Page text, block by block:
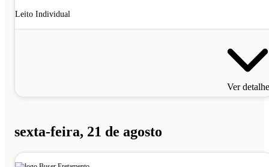
Leito Individual
Ver
sexta-feira, 21 de agosto